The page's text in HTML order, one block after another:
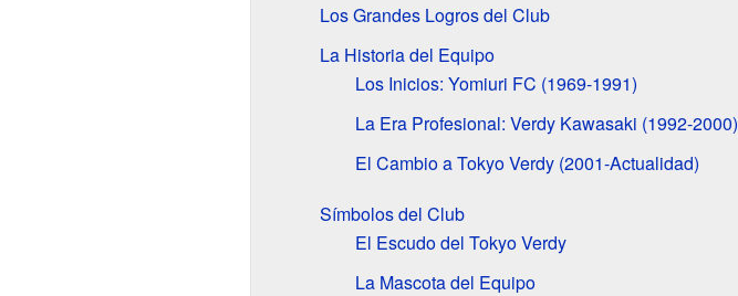
Los Grandes Logros del Club
La Historia del Equipo
Los Inicios: Yomiuri FC (1969-1991)
La Era Profesional: Verdy Kawasaki (1992-2000)
El Cambio a Tokyo Verdy (2001-Actualidad)
Símbolos del Club
El Escudo del Tokyo Verdy
La Mascota del Equipo